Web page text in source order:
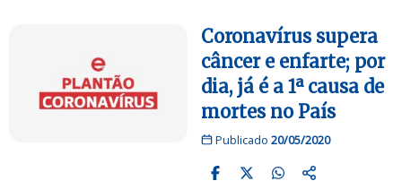
Coronavírus supera
câncer e enfarte; por
dia, já é a 1ª causa de
mortes no País
Publicado 20/05/2020